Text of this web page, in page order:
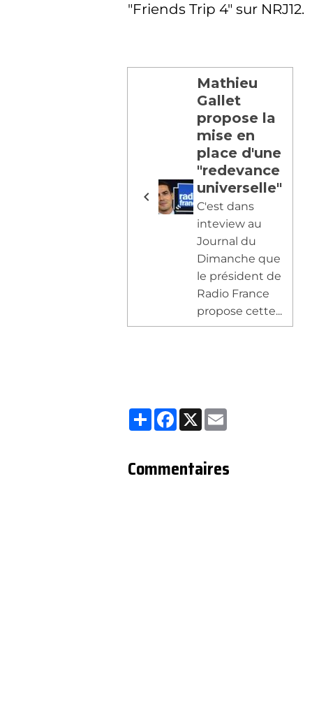
"Friends Trip 4" sur NRJ12.
Mathieu
Gallet
propose la
mise en
place d'une
"redevance
universelle"
C'est dans
inteview au
Journal du
Dimanche que
le président de
Radio France
propose cette...
Partager
Facebook
X
Commentaires